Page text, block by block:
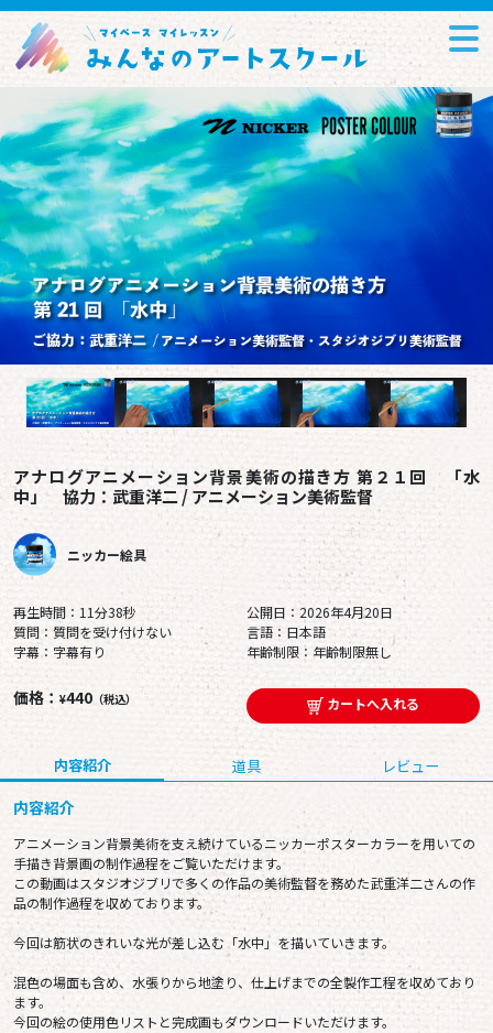
アナログアニメーション背景美術の描き方 第２１回 「水
中」 協力：武重洋二 / アニメーション美術監督
ニッカー絵具
再生時間：11分38秒
公開日：2026年4月20日
質問：質問を受け付けない
言語：日本語
字幕：字幕有り
年齢制限：年齢制限無し
価格： ¥440 （税込） カートへ入れる
内容紹介 道具 レビュー
内容紹介
アニメーション背景美術を支え続けているニッカーポスターカラーを用いての
手描き背景画の制作過程をご覧いただけます。
この動画はスタジオジブリで多くの作品の美術監督を務めた武重洋二さんの作
品の制作過程を収めております。
今回は筋状のきれいな光が差し込む「水中」を描いていきます。
混色の場面も含め、水張りから地塗り、仕上げまでの全製作工程を収めており
ます。
今回の絵の使用色リストと完成画もダウンロードいただけます。